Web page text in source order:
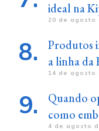
ideal na
20 de agosto
Produtos
a linha da
14 de agosto
Quando
como
4 de agosto